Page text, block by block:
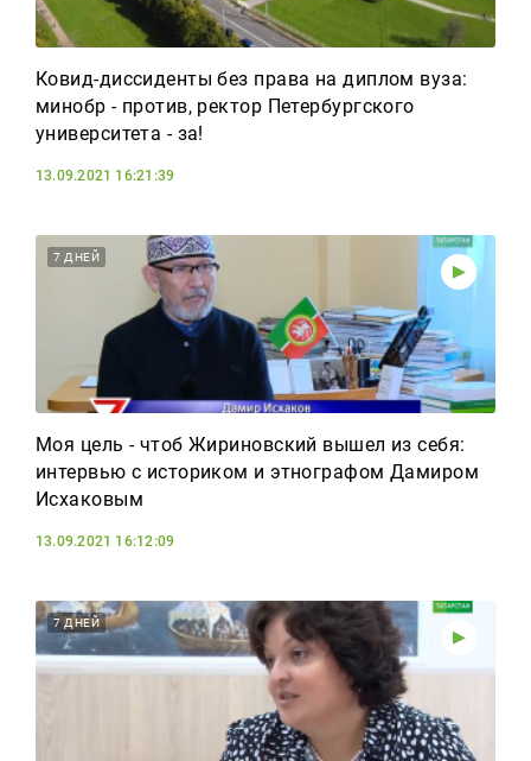
Ковид-диссиденты без права на диплом вуза:
минобр - против, ректор Петербургского
университета - за!
13.09.2021 16:21:39
7 ДНЕЙ
Моя цель - чтоб Жириновский вышел из себя:
интервью с историком и этнографом Дамиром
Исхаковым
13.09.2021 16:12:09
7 ДНЕЙ